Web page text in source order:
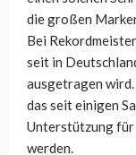
die großen
Bei
seit in
ausgetragen
das seit einigen
Unterstützung für
werden.